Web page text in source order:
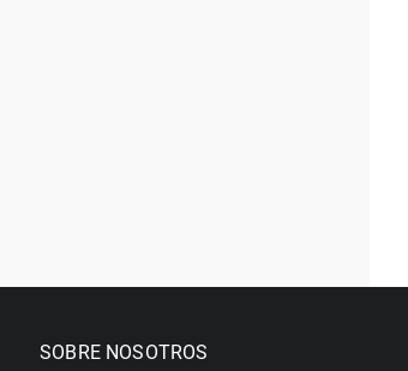
SOBRE NOSOTROS